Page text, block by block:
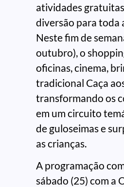
atividades
diversão para toda
Neste fim de
outubro), o
oficinas, cinema,
tradicional Caça
transformando os
em um circuito
de guloseimas e
as crianças.
A programação
sábado (25) com a